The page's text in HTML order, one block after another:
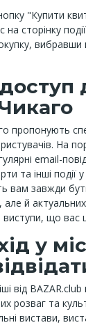
"Купити
на сторінку
вибравши
пропонують
На
email-
та інші події
вам завжди
але й
що вас
у
від BAZAR.club
розваг та
вистави,